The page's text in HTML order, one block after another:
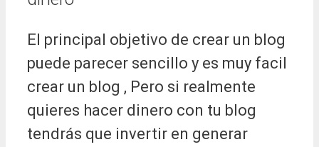
El principal objetivo de crear un blog
puede parecer sencillo y es muy facil
crear un blog , Pero si realmente
quieres hacer dinero con tu blog
tendrás que invertir en generar